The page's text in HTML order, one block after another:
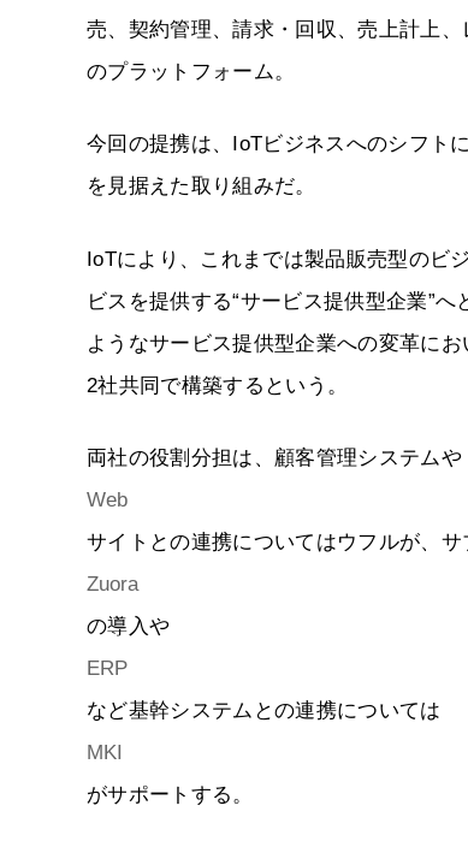
売、契約管理、請求・回収、売上計上
のプラットフォーム。
今回の提携は、IoTビジネスへのシフト
を見据えた取り組みだ。
IoTにより、これまでは製品販売型のビ
ビスを提供する“サービス提供型企業”
ようなサービス提供型企業への変革に
2社共同で構築するという。
両社の役割分担は、顧客管理システムや
Web
サイトとの連携についてはウフルが、
Zuora
の導入や
ERP
など基幹システムとの連携については
MKI
がサポートする。